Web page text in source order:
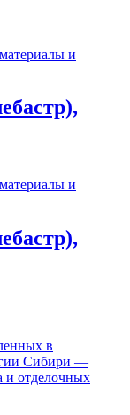
и
и
в
Сибири —
и отделочных